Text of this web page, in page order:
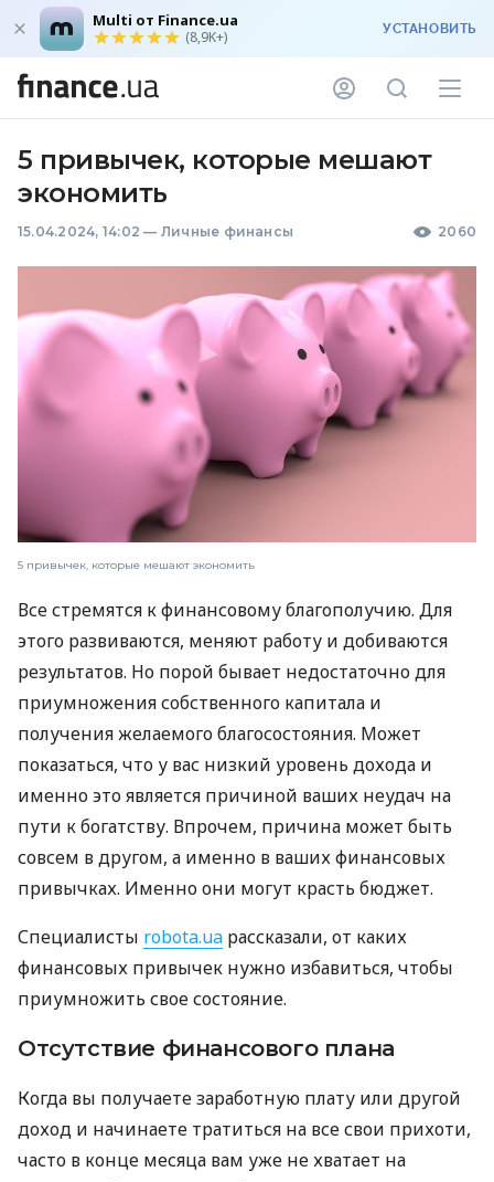
Multi от Finance.ua
(8,9K+) УСТАНОВИТЬ
5 привычек, которые мешают
экономить
15.04.2024, 14:02 — Личные финансы 2060
5 привычек, которые мешают экономить
Все стремятся к финансовому благополучию. Для
этого развиваются, меняют работу и добиваются
результатов. Но порой бывает недостаточно для
приумножения собственного капитала и
получения желаемого благосостояния. Может
показаться, что у вас низкий уровень дохода и
именно это является причиной ваших неудач на
пути к богатству. Впрочем, причина может быть
совсем в другом, а именно в ваших финансовых
привычках. Именно они могут красть бюджет.
Специалисты robota.ua рассказали, от каких
финансовых привычек нужно избавиться, чтобы
приумножить свое состояние.
Отсутствие финансового плана
Когда вы получаете заработную плату или другой
доход и начинаете тратиться на все свои прихоти,
часто в конце месяца вам уже не хватает на